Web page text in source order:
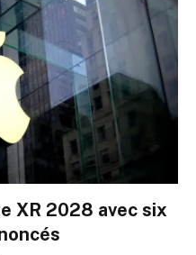
XR 2028 avec six